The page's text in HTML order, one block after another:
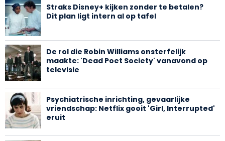
Straks Disney+ kijken zonder te betalen?
Dit plan ligt intern al op tafel
De rol die Robin Williams onsterfelijk
maakte: 'Dead Poet Society' vanavond op
televisie
Psychiatrische inrichting, gevaarlijke
vriendschap: Netflix gooit 'Girl, Interrupted'
eruit